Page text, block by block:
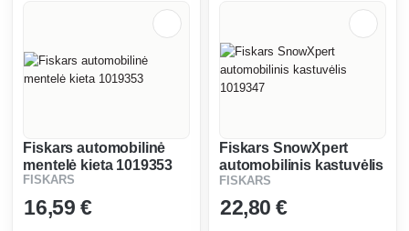
Fiskars automobilinė
mentelė kieta 1019353
FISKARS
16,59 €
Fiskars SnowXpert
automobilinis kastuvėlis
1019347
FISKARS
22,80 €